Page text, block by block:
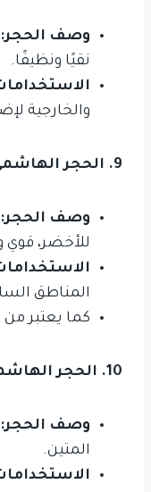
وصف الحجر:
نقيًا ونظيفًا.
والخارجية
9. الحجر الهاشمي راس
وصف الحجر:
للأخضر،
المناطق
كما يعتبر من
10. الحجر الهاشمي المايكا
وصف الحجر:
المتين.